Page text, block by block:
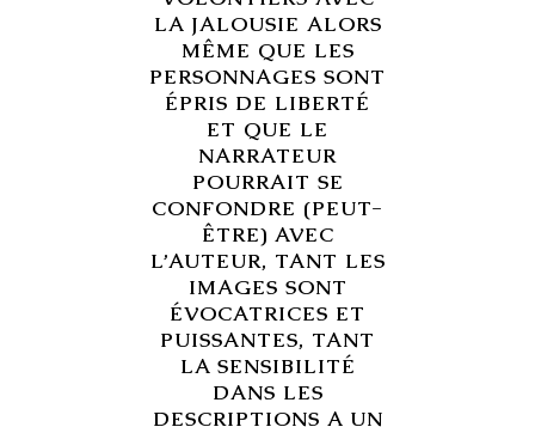
LA JALOUSIE ALORS
MÊME QUE LES
PERSONNAGES SONT
ÉPRIS DE LIBERTÉ
ET QUE LE
NARRATEUR
POURRAIT SE
CONFONDRE (PEUT-
ÊTRE) AVEC
L’AUTEUR, TANT LES
IMAGES SONT
ÉVOCATRICES ET
PUISSANTES, TANT
LA SENSIBILITÉ
DANS LES
DESCRIPTIONS A UN